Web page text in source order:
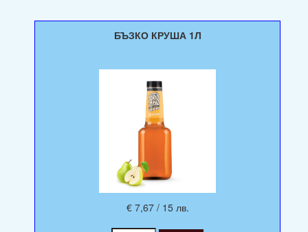
БЪЗКО КРУША 1Л
€ 7,67 / 15 лв.